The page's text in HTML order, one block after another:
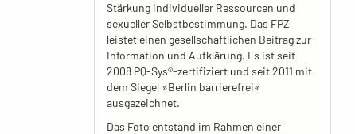
Stärkung individueller Ressourcen und
sexueller Selbstbestimmung. Das FPZ
leistet einen gesellschaftlichen Beitrag zur
Information und Aufklärung. Es ist seit
2008 PQ-Sys®-zertifiziert und seit 2011 mit
dem Siegel »Berlin barrierefrei«
ausgezeichnet.
Das Foto entstand im Rahmen einer